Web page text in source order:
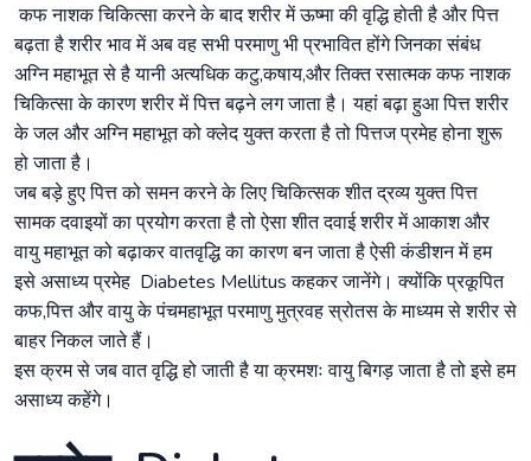
कफ नाशक चिकित्सा करने के बाद शरीर में ऊष्मा की वृद्धि होती है और पित्त
बढ़ता है शरीर भाव में अब वह सभी परमाणु भी प्रभावित होंगे जिनका संबंध
अग्नि महाभूत से है यानी अत्यधिक कटु,कषाय,और तिक्त रसात्मक कफ नाशक
चिकित्सा के कारण शरीर में पित्त बढ़ने लग जाता है। यहां बढ़ा हुआ पित्त शरीर
के जल और अग्नि महाभूत को क्लेद युक्त करता है तो पित्तज प्रमेह होना शुरू
हो जाता है।
जब बड़े हुए पित्त को समन करने के लिए चिकित्सक शीत द्रव्य युक्त पित्त
सामक दवाइयों का प्रयोग करता है तो ऐसा शीत दवाई शरीर में आकाश और
वायु महाभूत को बढ़ाकर वातवृद्धि का कारण बन जाता है ऐसी कंडीशन में हम
इसे असाध्य प्रमेह Diabetes Mellitus कहकर जानेंगे। क्योंकि प्रकूपित
कफ,पित्त और वायु के पंचमहाभूत परमाणु मुत्रवह स्रोतस के माध्यम से शरीर से
बाहर निकल जाते हैं।
इस क्रम से जब वात वृद्धि हो जाती है या क्रमशः वायु बिगड़ जाता है तो इसे हम
असाध्य कहेंगे।